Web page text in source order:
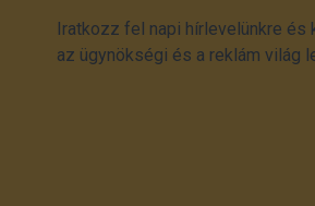
Iratkozz fel napi hírlevelünkre és
az ügynökségi és a reklám világ